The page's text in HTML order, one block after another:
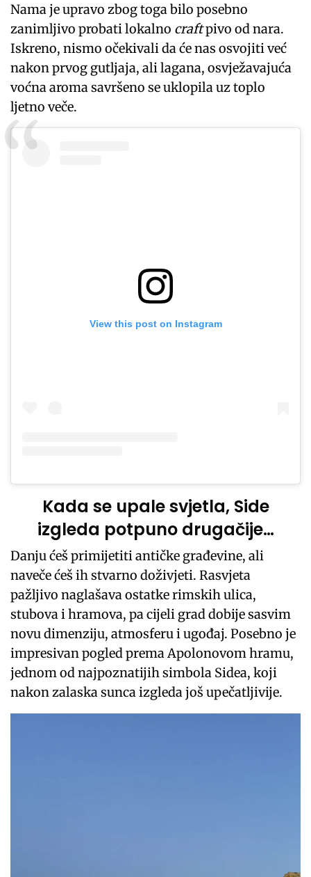
Nama je upravo zbog toga bilo posebno
zanimljivo probati lokalno craftpivo od nara.
Iskreno, nismo očekivali da će nas osvojiti već
nakon prvog gutljaja, ali lagana, osvježavajuća
voćna aroma savršeno se uklopila uz toplo
ljetno veče.
View this post on Instagram
Kada se upale svjetla, Side
izgleda potpuno drugačije…
Danju ćeš primijetiti antičke građevine, ali
naveče ćeš ih stvarno doživjeti. Rasvjeta
pažljivo naglašava ostatke rimskih ulica,
stubova i hramova, pa cijeli grad dobije sasvim
novu dimenziju, atmosferu i ugođaj. Posebno je
impresivan pogled prema Apolonovom hramu,
jednom od najpoznatijih simbola Sidea, koji
nakon zalaska sunca izgleda još upečatljivije.